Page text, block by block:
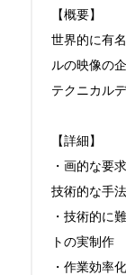
【概要】
世界的に有
ルの映像の
テクニカル
【詳細】
・画的な要
技術的な手
・技術的に
トの実制作
・作業効率